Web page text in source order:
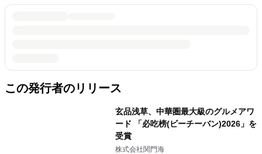
この発行者のリリース
玄品浅草、中華圏最大級のグルメアワ
ード 「必吃榜(ビーチーバン)2026」を
受賞
株式会社関門海